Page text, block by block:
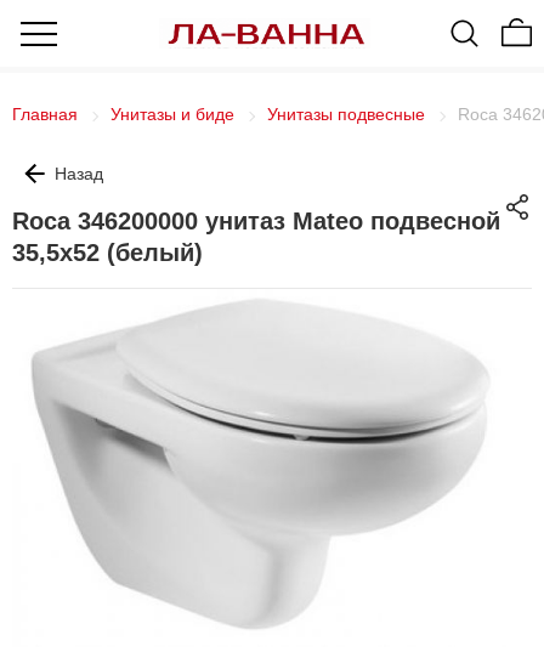
Главная Унитазы и биде Унитазы подвесные Roca
Назад
Roca 346200000 унитаз Mateo подвесной
35,5х52 (белый)